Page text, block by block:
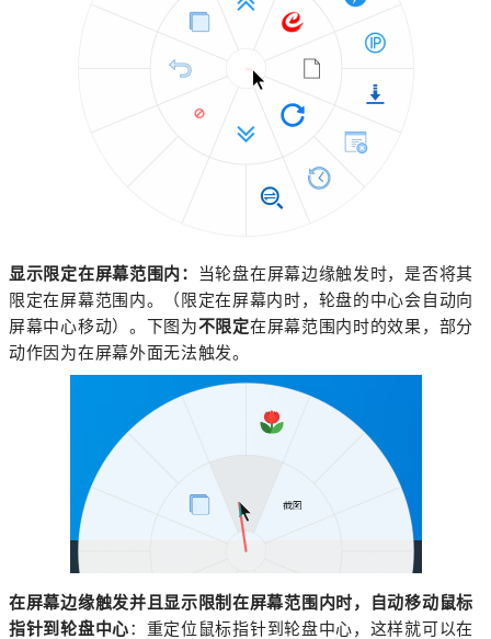
显示限定在屏幕范围内：
当轮盘在屏幕边缘触发时，是否将其
限定在屏幕范围内。（限定在屏幕内时，轮盘的中心会自动向
屏幕中心移动）。下图为不限定在屏幕范围内时的效果，部分
动作因为在屏幕外面无法触发。
在屏幕边缘触发并且显示限制在屏幕范围内时，自动移动鼠标
指针到轮盘中心：重定位鼠标指针到轮盘中心，这样就可以在